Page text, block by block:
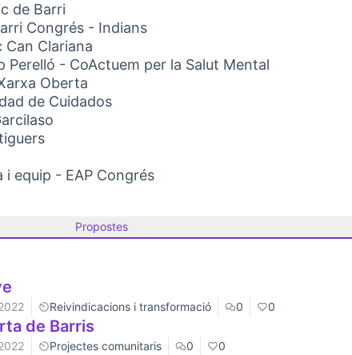
de Barri
Congrés - Indians
Can Clariana
Perelló - CoActuem per la Salut Mental
Oberta
de Cuidados
equip - EAP Congrés
Propostes
Reivindicacions i transformació 0 0
de Barris
Projectes comunitaris 0 0